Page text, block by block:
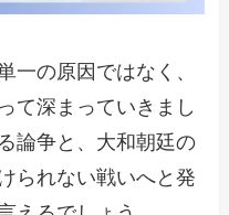
一の原因ではなく、
て深まっていきまし
論争と、大和朝廷の
られない戦いへと発